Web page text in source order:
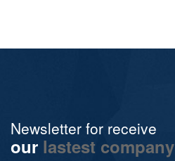
Newsletter for receive
our lastest company